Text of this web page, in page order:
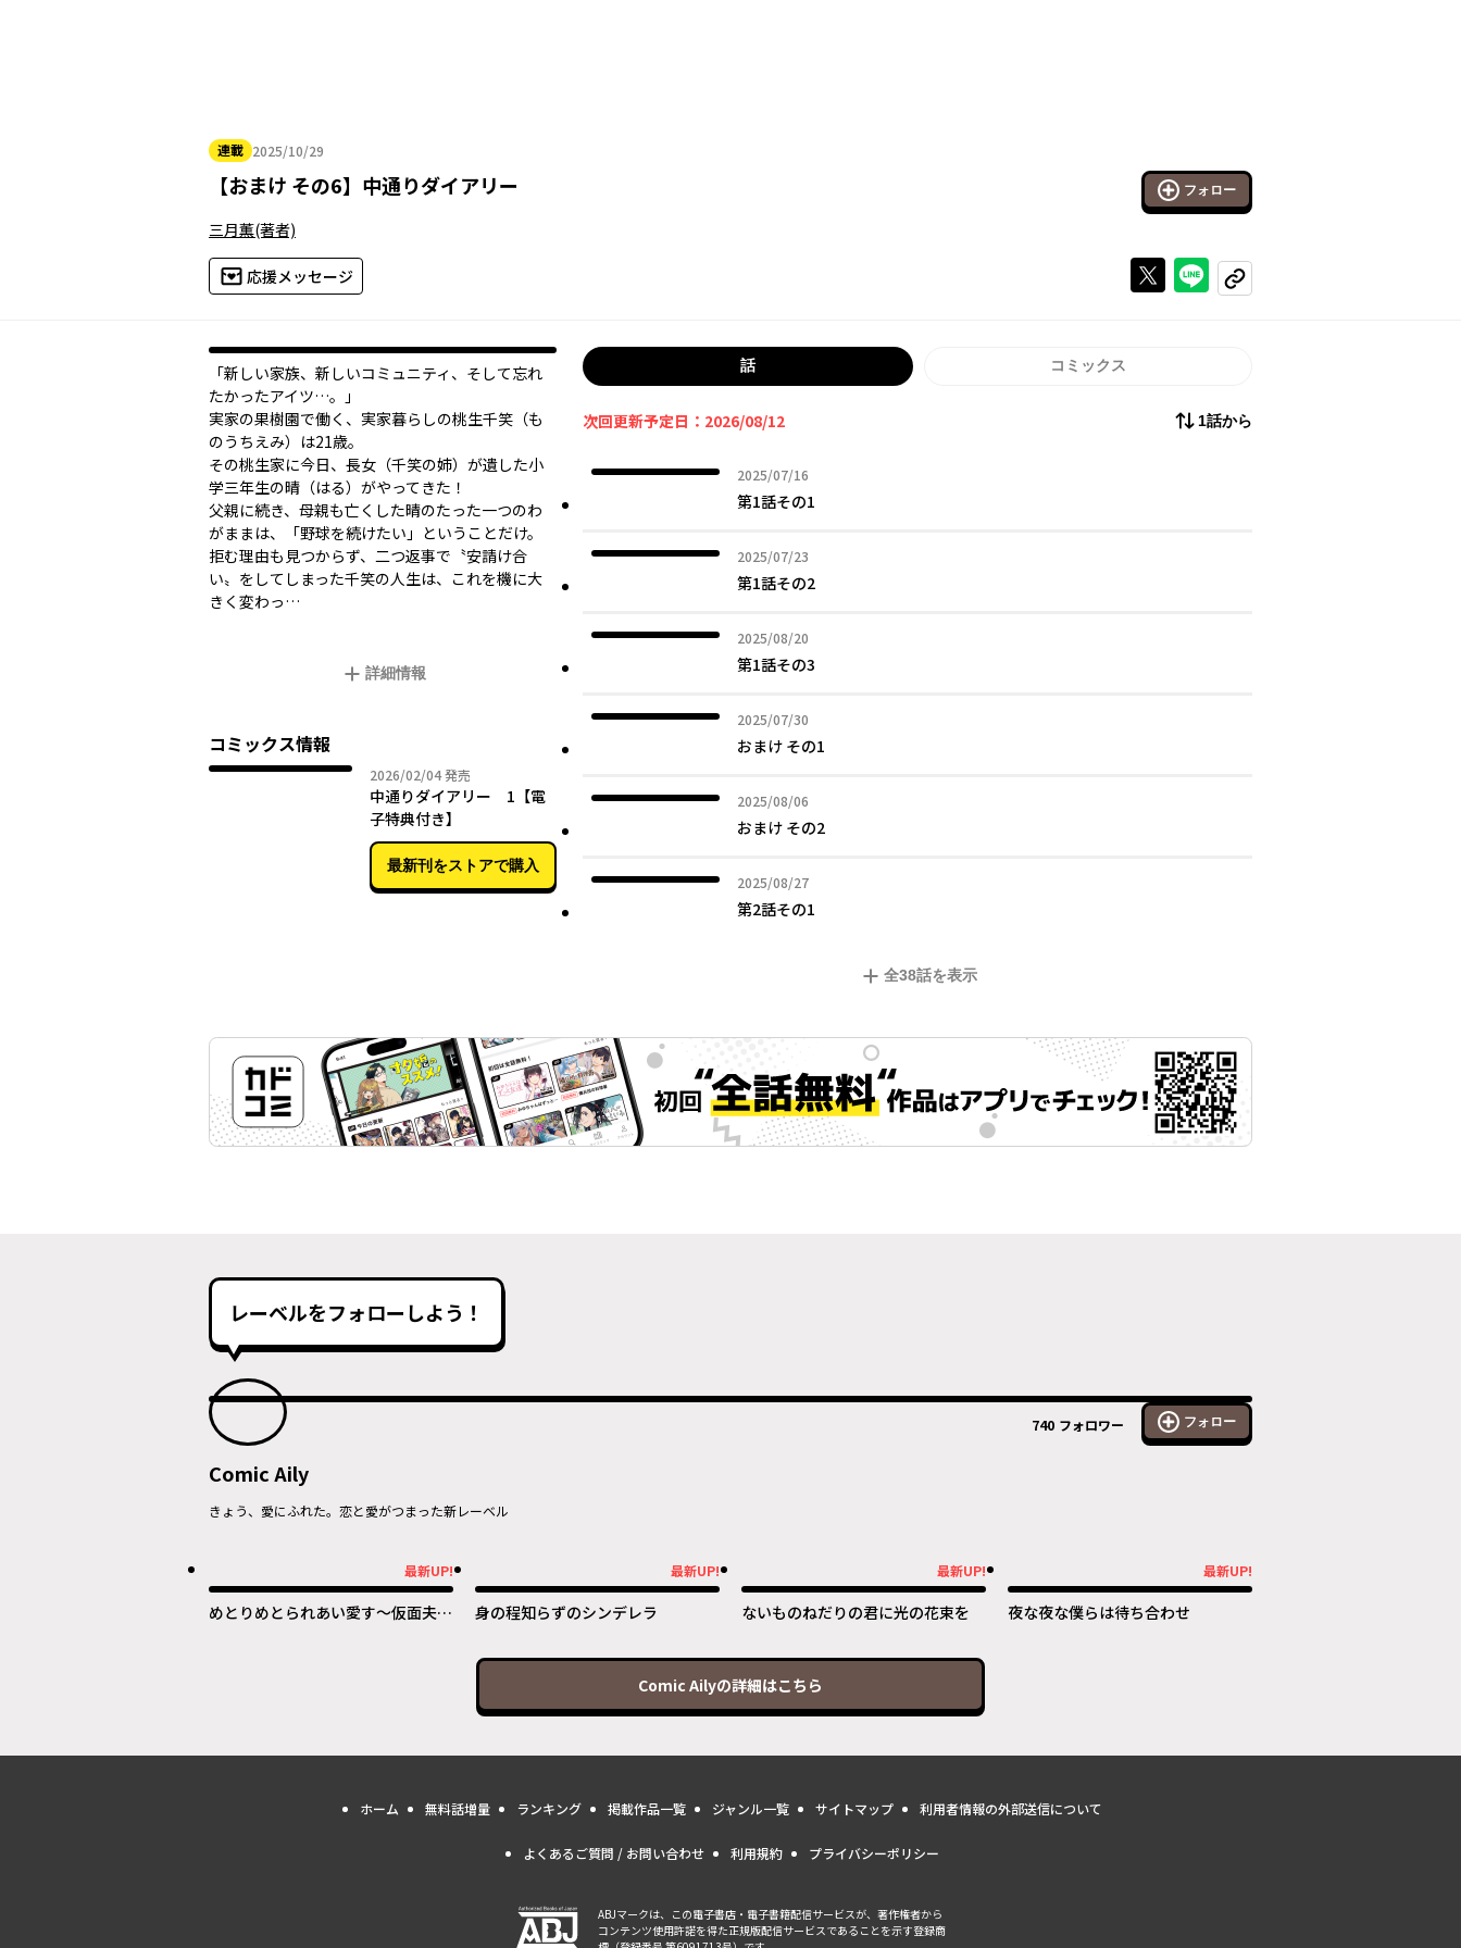
連載 2025/10/29
2025年10月29日
【おまけ その6】 中通りダイアリー フォロー
三月薫(著者)
応援メッセージ Xで投稿するラインでシェアする
コピーする
「新しい家族、新しいコミュニティ、そして忘れ
たかったアイツ…。」
実家の果樹園で働く、実家暮らしの桃生千笑（も
のうちえみ）は21歳。
その桃生家に今日、長女（千笑の姉）が遺した小
学三年生の晴（はる）がやってきた！
父親に続き、母親も亡くした晴のたった一つのわ
がままは、「野球を続けたい」ということだけ。
拒む理由も見つからず、二つ返事で〝安請け合
い〟をしてしまった千笑の人生は、これを機に大
きく変わっ…
詳細情報
コミックス情報
2026/02/042026年02月04日
発売
中通りダイアリー 1【電
子特典付き】
最新刊をストアで購入
話 コミックス
次回更新予定日：2026/08/12 1話から
2025/07/16
2025年07月16日
第1話その1
2025/07/23
2025年07月23日
第1話その2
2025/08/20
2025年08月20日
第1話その3
2025/07/30
2025年07月30日
おまけ その1
2025/08/06
2025年08月06日
おまけ その2
2025/08/27
2025年08月27日
第2話その1
全38話を表示
レーベルをフォローしよう！
740 フォロワー フォロー
Comic Aily
きょう、愛にふれた。恋と愛がつまった新レーベル
最新UP!
めとりめとられあい愛す〜仮面夫婦
最新UP!
身の程知らずのシンデレラ
最新UP!
ないものねだりの君に光の花束を
最新UP!
夜な夜な僕らは待ち合わせ
Comic Ailyの詳細はこちら
ホーム 無料話増量 ランキング 掲載作品一覧 ジャンル一覧 サイトマップ 利用者情報の外部送信について
よくあるご質問 / お問い合わせ 利用規約 プライバシーポリシー
ABJマークは、この電子書店・電子書籍配信サービスが、著作権者から
コンテンツ使用許諾を得た正規版配信サービスであることを示す登録商